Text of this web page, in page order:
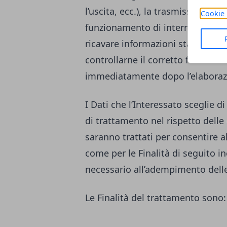
Cookie
l’uscita, ecc.), la trasmissione
funzionamento di internet. Tali
ricavare informazioni statistiche
controllarne il corretto
immediatamente dopo
I Dati che l’Interessato sceglie
di trattamento nel rispetto delle
saranno trattati per consentire
come per le Finalità di seguito
necessario all’adempimento
Le Finalità del trattamento sono: